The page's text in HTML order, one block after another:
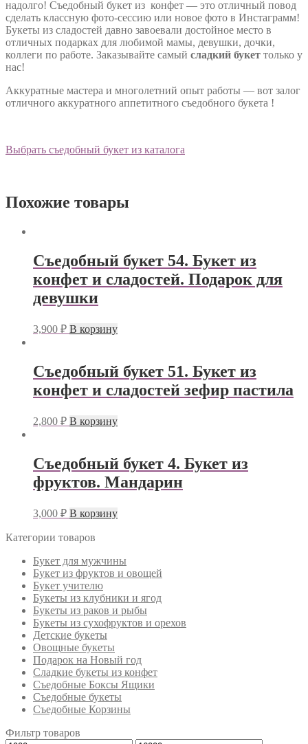
надолго! Съедобный букет из конфет — это отличный повод
сделать классную фото-сессию или новое фото в Инстаграмм!
Букеты из сладостей давно завоевали достойное место в
отличных подарках для любимой мамы, девушки, дочки,
коллеги по работе. Заказывайте самый сладкий букет только у
нас!
Аккуратные мастера и многолетний опыт работы — вот залог
отличного аккуратного аппетитного съедобного букета !
Выбрать съедобный букет из каталога
Похожие товары
Съедобный букет 54. Букет из
конфет и сладостей. Подарок для
девушки
3,900 ₽ В корзину
Съедобный букет 51. Букет из
конфет и сладостей зефир пастила
2,800 ₽ В корзину
Съедобный букет 4. Букет из
фруктов. Мандарин
3,000 ₽ В корзину
Категории товаров
Букет для мужчины
Букет из фруктов и овощей
Букет учителю
Букеты из клубники и ягод
Букеты из раков и рыбы
Букеты из сухофруктов и орехов
Детские букеты
Овощные букеты
Подарок на Новый год
Сладкие букеты из конфет
Съедобные Боксы Ящики
Съедобные букеты
Съедобные Корзины
Фильтр товаров